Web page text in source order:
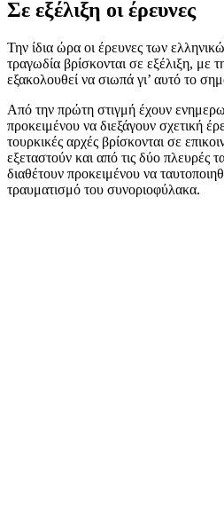
Σε εξέλιξη οι έρευνες
Την ίδια ώρα οι έρευνες των
τραγωδία βρίσκονται σε εξέλιξη, με
εξακολουθεί να σιωπά γι’ αυτό το
Από την πρώτη στιγμή έχουν
προκειμένου να διεξάγουν σχετική
τουρκικές αρχές βρίσκονται σε
εξεταστούν και από τις δύο πλευρές
διαθέτουν προκειμένου να
τραυματισμό του συνοριοφύλακα.